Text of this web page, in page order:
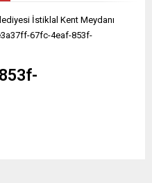
İstiklal Kent Meydanı
67fc-4eaf-853f-